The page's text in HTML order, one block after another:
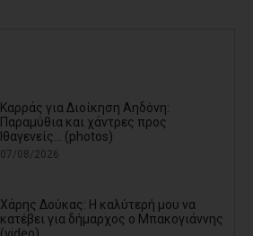
Καρράς για Διοίκηση Αηδόνη:
Παραμύθια και χάντρες προς
Ιθαγενείς... (photos)
07/08/2026
Χάρης Δούκας: Η καλύτερή μου να
κατέβει για δήμαρχος ο Μπακογιάννης